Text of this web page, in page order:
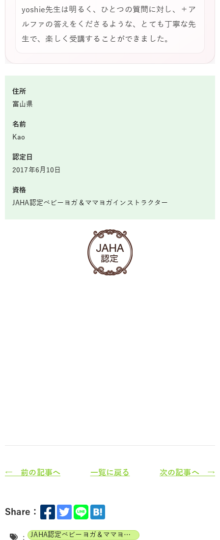
yoshie先生は明るく、ひとつの質問に対し、＋ア
ルファの答えをくださるような、とても丁寧な先
生で、楽しく受講することができました。
住所
富山県
名前
Kao
認定日
2017年6月10日
資格
JAHA認定ベビーヨガ＆ママヨガインストラクター
← 前の記事へ 一覧に戻る 次の記事へ →
Share：
: JAHA認定ベビーヨガ＆ママヨガインストラクター